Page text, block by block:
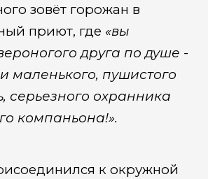
зовёт горожан в
приют, где «вы
друга по душе -
маленького, пушистого
серьезного охранника
компаньона!».
к окружной